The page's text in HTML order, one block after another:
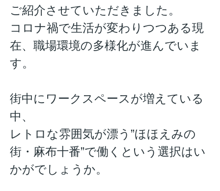
ご紹介させていただきました。
コロナ禍で生活が変わりつつある現
在、職場環境の多様化が進んでいま
す。
街中にワークスペースが増えている
中、
レトロな雰囲気が漂う”ほほえみの
街・麻布十番”で働くという選択はい
かがでしょうか。